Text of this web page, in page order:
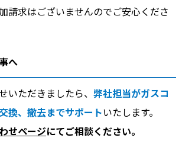
請求はございませんのでご安心くださ
へ
いただきましたら、 弊社担当がガスコ
換、撤去までサポート いたします。
せページにてご相談ください。